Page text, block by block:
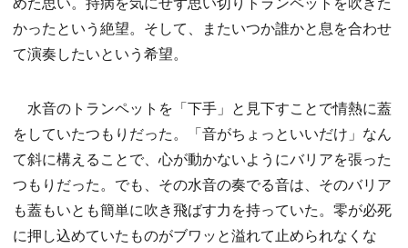
かったという絶望。そして、またいつか誰かと息を合わせ
て演奏したいという希望。
水音のトランペットを「下手」と見下すことで情熱に蓋
をしていたつもりだった。「音がちょっといいだけ」なん
て斜に構えることで、心が動かないようにバリアを張った
つもりだった。でも、その水音の奏でる音は、そのバリア
も蓋もいとも簡単に吹き飛ばす力を持っていた。零が必死
に押し込めていたものがブワッと溢れて止められなくな